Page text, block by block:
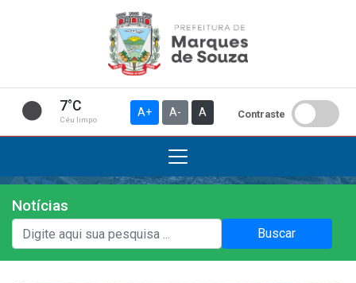
7°C
Céu limpo
A+ A- A Contraste
Institucional
A Prefeitura
Notícias
Buscar